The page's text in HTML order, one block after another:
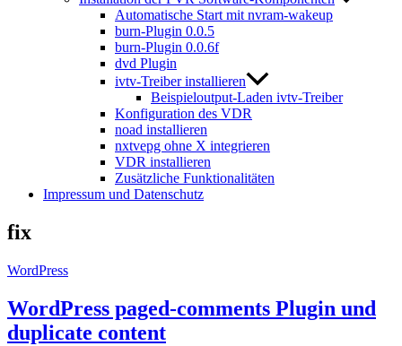
Automatische Start mit nvram-wakeup
burn-Plugin 0.0.5
burn-Plugin 0.0.6f
dvd Plugin
ivtv-Treiber installieren
Beispieloutput-Laden ivtv-Treiber
Konfiguration des VDR
noad installieren
nxtvepg ohne X integrieren
VDR installieren
Zusätzliche Funktionalitäten
Impressum und Datenschutz
fix
WordPress
WordPress paged-comments Plugin und
duplicate content